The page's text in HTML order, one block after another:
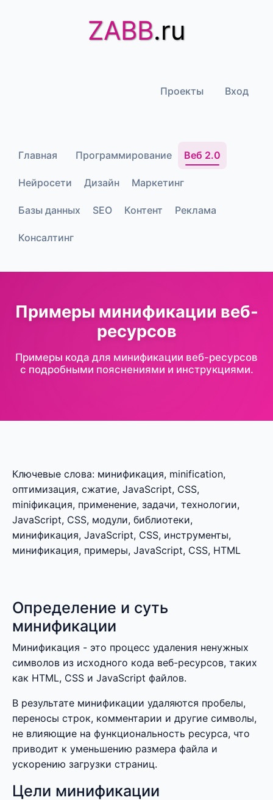
ZABB.ru
Проекты Вход
Главная Программирование Веб 2.0
Нейросети Дизайн Маркетинг
Базы данных SEO Контент Реклама
Консалтинг
Примеры минификации веб-
ресурсов
Примеры кода для минификации веб-ресурсов
с подробными пояснениями и инструкциями.
Ключевые слова: минификация, minification,
оптимизация, сжатие, JavaScript, CSS,
miniфикация, применение, задачи, технологии,
JavaScript, CSS, модули, библиотеки,
минификация, JavaScript, CSS, инструменты,
минификация, примеры, JavaScript, CSS, HTML
Определение и суть
минификации
Минификация - это процесс удаления ненужных
символов из исходного кода веб-ресурсов, таких
как HTML, CSS и JavaScript файлов.
В результате минификации удаляются пробелы,
переносы строк, комментарии и другие символы,
не влияющие на функциональность ресурса, что
приводит к уменьшению размера файла и
ускорению загрузки страниц.
Цели минификации